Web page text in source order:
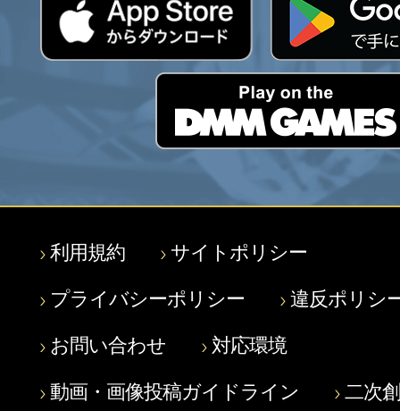
利用規約 サイトポリシー
プライバシーポリシー 違反ポリシ
お問い合わせ 対応環境
動画・画像投稿ガイドライン 二次